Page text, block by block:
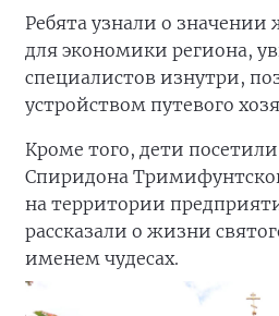
Ребята узнали о значении
для экономики региона,
специалистов изнутри,
устройством путевого
Кроме того, дети
Спиридона
на территории
рассказали о жизни
именем чудесах.